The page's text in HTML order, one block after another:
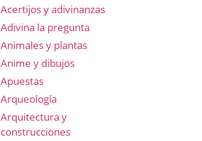
Acertijos y adivinanzas
Adivina la pregunta
Animales y plantas
Anime y dibujos
Apuestas
Arqueología
Arquitectura y
construcciones